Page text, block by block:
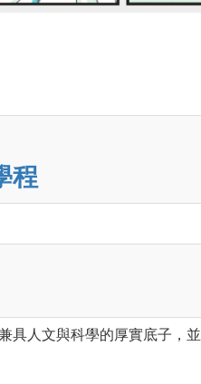
程
具人文與科學的厚實底子，並